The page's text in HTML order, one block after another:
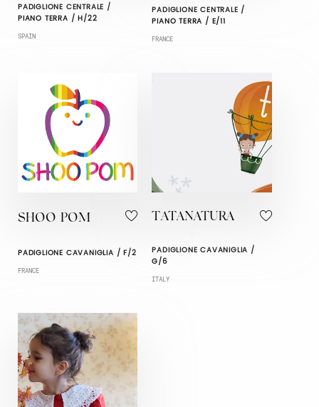
PADIGLIONE CENTRALE /
PIANO TERRA / H/22
SPAIN
PADIGLIONE CENTRALE /
PIANO TERRA / E/11
FRANCE
SHOO POM
PADIGLIONE CAVANIGLIA / F/2
FRANCE
TATANATURA
PADIGLIONE CAVANIGLIA /
G/6
ITALY